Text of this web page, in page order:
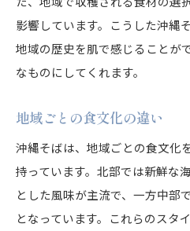
影響しています。こうした沖縄
地域の歴史を肌で感じることが
なものにしてくれます。
地域ごとの食文化の違い
沖縄そばは、地域ごとの食文化
持っています。北部では新鮮な
とした風味が主流で、一方中部
となっています。これらのスタ